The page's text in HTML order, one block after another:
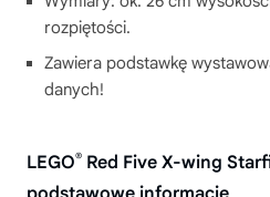
rozpiętości.
Zawiera podstawkę
danych!
LEGO® Red Five X-wing